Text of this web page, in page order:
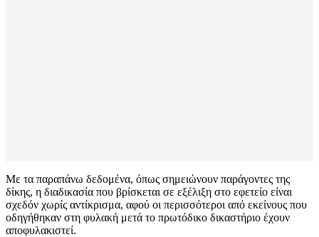
Με τα παραπάνω δεδομένα, όπως σημειώνουν παράγοντες της
δίκης, η διαδικασία που βρίσκεται σε εξέλιξη στο εφετείο είναι
σχεδόν χωρίς αντίκρισμα, αφού οι περισσότεροι από εκείνους που
οδηγήθηκαν στη φυλακή μετά το πρωτόδικο δικαστήριο έχουν
αποφυλακιστεί.